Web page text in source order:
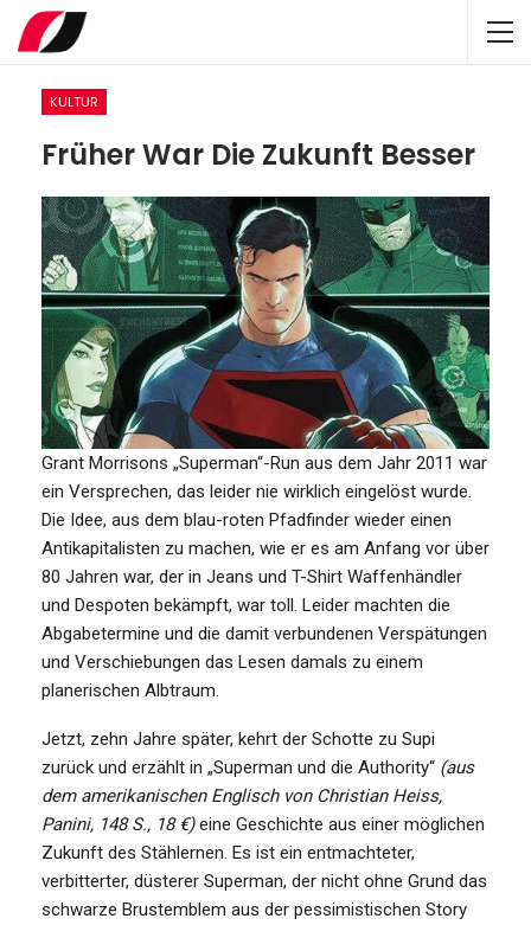
KULTUR
Früher War Die Zukunft Besser
Grant Morrisons „Superman“-Run aus dem Jahr 2011 war
ein Versprechen, das leider nie wirklich eingelöst wurde.
Die Idee, aus dem blau-roten Pfadfinder wieder einen
Antikapitalisten zu machen, wie er es am Anfang vor über
80 Jahren war, der in Jeans und T-Shirt Waffenhändler
und Despoten bekämpft, war toll. Leider machten die
Abgabetermine und die damit verbundenen Verspätungen
und Verschiebungen das Lesen damals zu einem
planerischen Albtraum.
Jetzt, zehn Jahre später, kehrt der Schotte zu Supi
zurück und erzählt in „Superman und die Authority“ (aus
dem amerikanischen Englisch von Christian Heiss,
Panini, 148 S., 18 €)eine Geschichte aus einer möglichen
Zukunft des Stählernen. Es ist ein entmachteter,
verbitterter, düsterer Superman, der nicht ohne Grund das
schwarze Brustemblem aus der pessimistischen Story